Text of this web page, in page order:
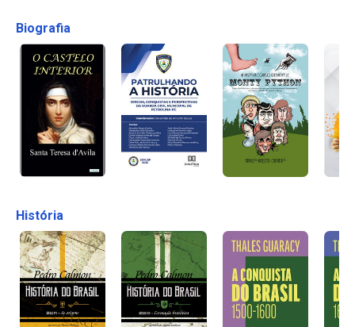
Biografia
História